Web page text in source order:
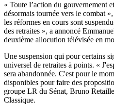
« Toute l’action du gouvernement
désormais tournée vers le combat
les réformes en cours sont
des retraites », a annoncé
deuxième allocution télévisée en
Une suspension qui pour certains
universel de retraites à points. «
sera abandonnée. C'est pour le
disponibles pour faire des
groupe LR du Sénat, Bruno
Classique.